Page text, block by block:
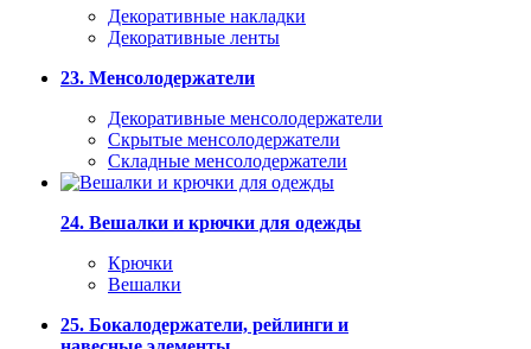
Декоративные накладки
Декоративные ленты
23. Менсолодержатели
Декоративные менсолодержатели
Скрытые менсолодержатели
Складные менсолодержатели
24. Вешалки и крючки для одежды
Крючки
Вешалки
25. Бокалодержатели, рейлинги и